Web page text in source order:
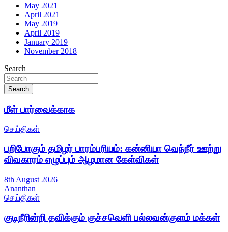
May 2021
April 2021
May 2019
April 2019
January 2019
November 2018
Search
Search
மீள் பார்வைக்காக
செய்திகள்
பறிபோகும் தமிழர் பாரம்பரியம்: கன்னியா வெந்நீர் ஊற்று
விவகாரம் எழுப்பும் ஆழமான கேள்விகள்
8th August 2026
Ananthan
செய்திகள்
குடிநீரின்றி தவிக்கும் குச்சவெளி பல்லவன்குளம் மக்கள்